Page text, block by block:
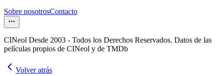
Sobre nosotrosContacto
CINeol Desde 2003 - Todos los Derechos Reservados. Datos de las
películas propios de CINeol y de TMDb
Volver atrás